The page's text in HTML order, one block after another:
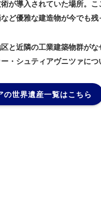
が導入されていた場所。
ど優雅な建造物が今でも残
と近隣の工業建築物群が
・シュティアヴニツァにつ
の世界遺産一覧はこちら